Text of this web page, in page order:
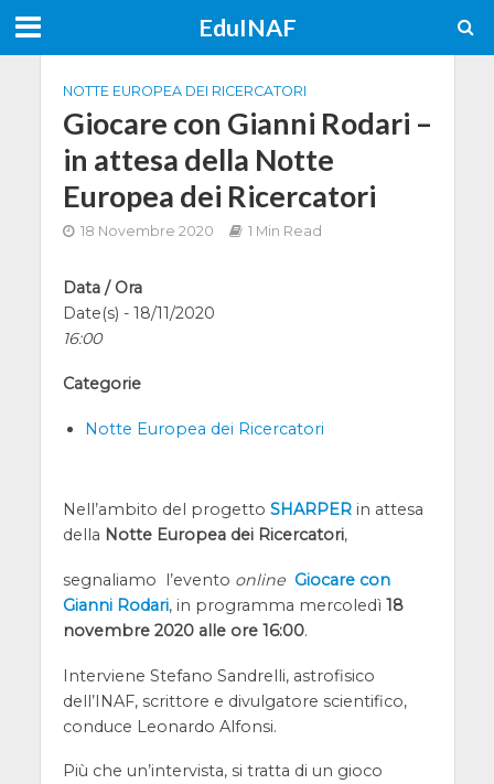
EduINAF
NOTTE EUROPEA DEI RICERCATORI
Giocare con Gianni Rodari –
in attesa della Notte
Europea dei Ricercatori
18 Novembre 2020 1 Min Read
Data / Ora
Date(s) - 18/11/2020
16:00
Categorie
Notte Europea dei Ricercatori
Nell’ambito del progetto SHARPERin attesa
della Notte Europea dei Ricercatori,
segnaliamo l’evento online Giocare con
Gianni Rodari, in programma mercoledì 18
novembre 2020 alle ore 16:00.
Interviene Stefano Sandrelli, astrofisico
dell’INAF, scrittore e divulgatore scientifico,
conduce Leonardo Alfonsi.
Più che un’intervista, si tratta di un gioco